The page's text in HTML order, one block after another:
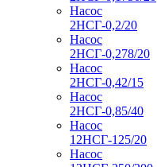
Насос
2НСГ-0,2/20
Насос
2НСГ-0,278/20
Насос
2НСГ-0,42/15
Насос
2НСГ-0,85/40
Насос
12НСГ-125/20
Насос